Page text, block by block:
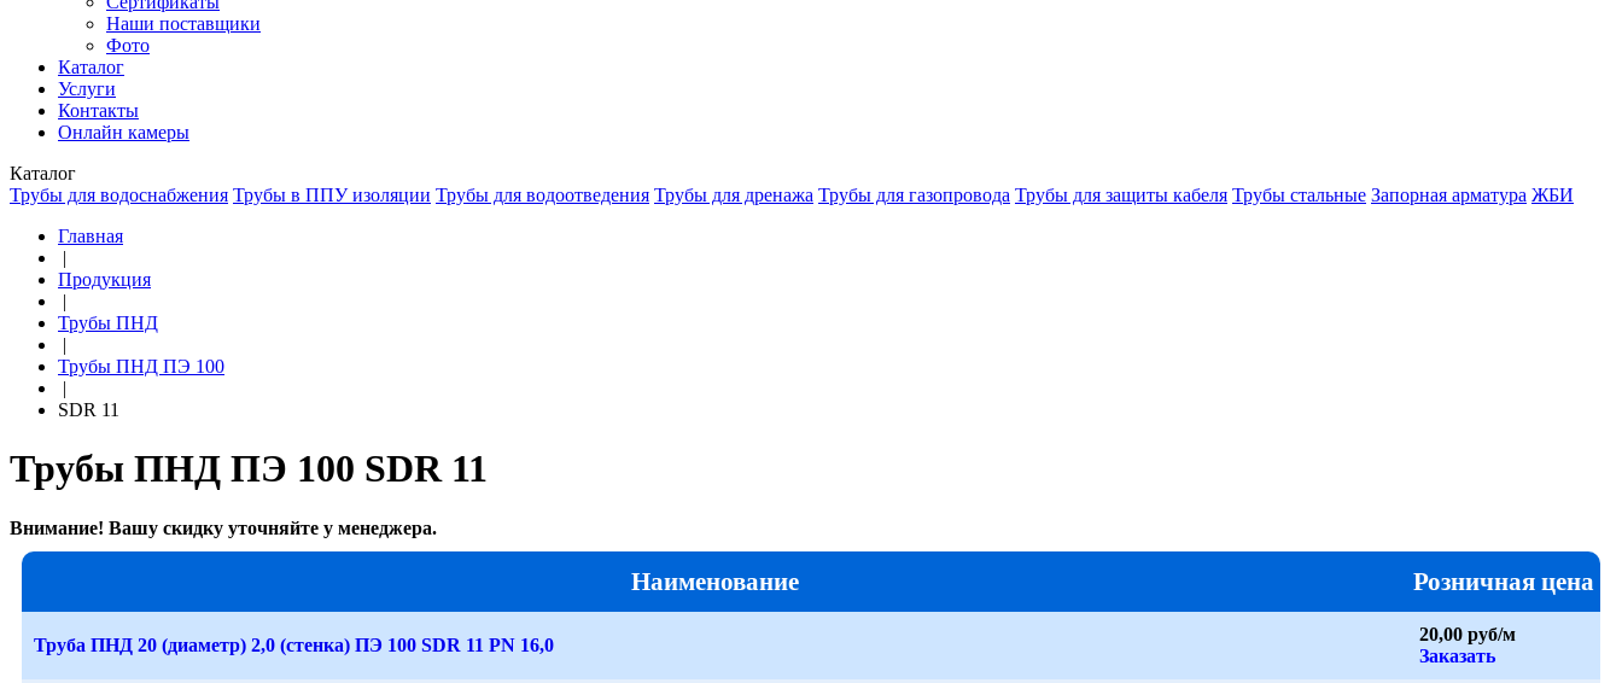
Наши поставщики
Фото
Каталог
Услуги
Контакты
Онлайн камеры
Каталог
Трубы для водоснабжения Трубы в ППУ изоляции Трубы для водоотведения Трубы для дренажа Трубы для газопровода Трубы для защиты кабеля Трубы стальные Запорная арматура ЖБИ
Главная
|
Продукция
|
Трубы ПНД
|
Трубы ПНД ПЭ 100
|
SDR 11
Трубы ПНД ПЭ 100 SDR 11
Внимание! Вашу скидку уточняйте у менеджера.
Наименование Розничная цена
Труба ПНД 20 (диаметр) 2,0 (стенка) ПЭ 100 SDR 11 PN 16,0
20,00 руб/м
Заказать